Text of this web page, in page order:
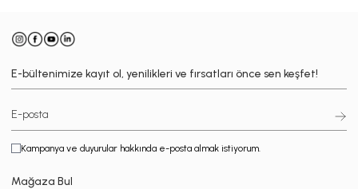
E-bültenimize kayıt ol, yenilikleri ve fırsatları önce sen keşfet!
Kampanya ve duyurular hakkında e-posta almak istiyorum.
Mağaza Bul